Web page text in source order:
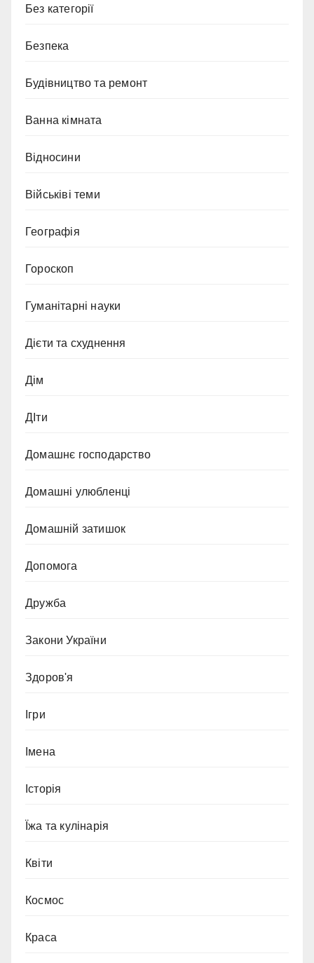
Без категорії
Безпека
Будівництво та ремонт
Ванна кімната
Відносини
Військіві теми
Географія
Гороскоп
Гуманітарні науки
Дієти та схуднення
Дім
ДІти
Домашнє господарство
Домашні улюбленці
Домашній затишок
Допомога
Дружба
Закони України
Здоров'я
Ігри
Імена
Історія
Їжа та кулінарія
Квіти
Космос
Краса